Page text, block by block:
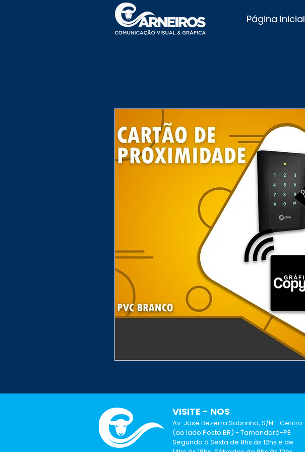
Página Inicial
​VISITE - NOS
Av. José Bezerra Sobrinho, S/N - Centro
(ao lado Posto BR) - Tamandaré-PE
Segunda à Sexta de 8hs às 12hs e de